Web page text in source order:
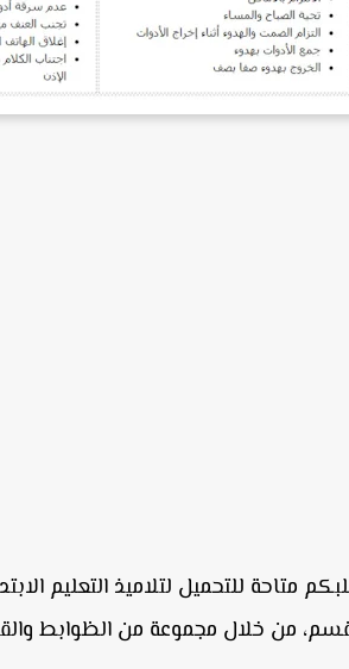
متاحة للتحميل لتلاميذ التعليم
من خلال مجموعة من الظوابط